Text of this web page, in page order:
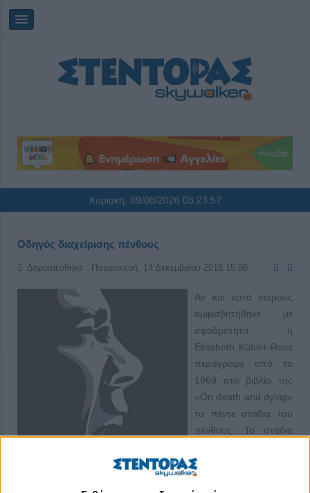
Κυριακή, 09/08/2026 03:23:58
Οδηγός διαχείρισης πένθους
Δημοσιεύθηκε : Παρασκευή, 14 Δεκεμβρίου 2018 15:08
Αν και κατά καιρούς
αμφισβητήθηκε με
σφοδρότητα, η
Elisabeth Kübler-Ross
περιέγραψε από το
1969 στο βιβλίο της
«On death and dying»
τα πέντε στάδια του
πένθους. Τα στάδια
είδη προσωπικής
απώλειας ή